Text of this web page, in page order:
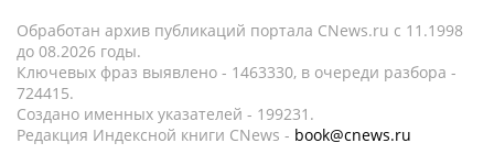
Обработан архив публикаций портала CNews.ru c 11.1998
до 08.2026 годы.
Ключевых фраз выявлено - 1463330, в очереди разбора -
724415.
Создано именных указателей - 199231.
Редакция Индексной книги CNews - book@cnews.ru